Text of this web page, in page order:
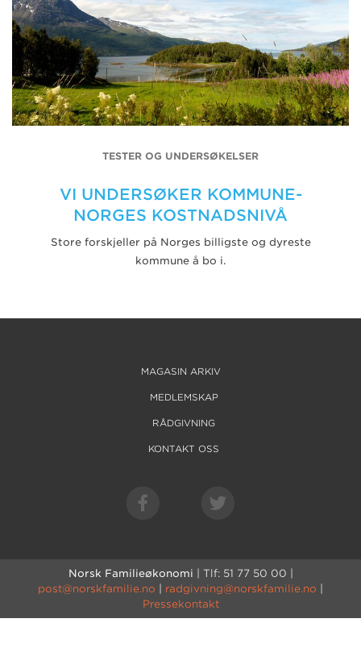
TESTER OG UNDERSØKELSER
VI UNDERSØKER KOMMUNE-
NORGES KOSTNADSNIVÅ
Store forskjeller på Norges billigste og dyreste
kommune å bo i.
MAGASIN ARKIV
MEDLEMSKAP
RÅDGIVNING
KONTAKT OSS
Norsk Familieøkonomi | Tlf: 51 77 50 00 |
post@norskfamilie.no
radgivning@norskfamilie.no
Pressekontakt